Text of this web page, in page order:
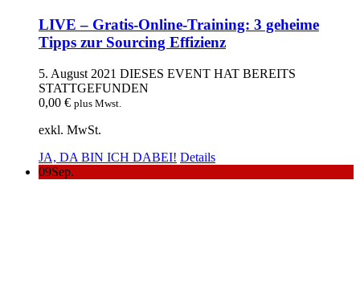
LIVE – Gratis-Online-Training: 3 geheime
Tipps zur Sourcing Effizienz
5. August 2021 DIESES EVENT HAT BEREITS
STATTGEFUNDEN
0,00 € plus Mwst.
exkl. MwSt.
JA, DA BIN ICH DABEI! Details
09Sep.